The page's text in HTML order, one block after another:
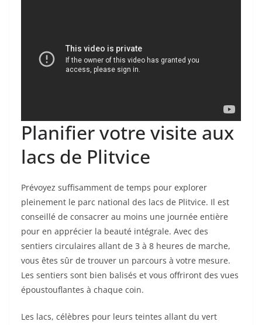
Planifier votre visite aux
lacs de Plitvice
Prévoyez suffisamment de temps pour explorer
pleinement le parc national des lacs de Plitvice. Il est
conseillé de consacrer au moins une journée entière
pour en apprécier la beauté intégrale. Avec des
sentiers circulaires allant de 3 à 8 heures de marche,
vous êtes sûr de trouver un parcours à votre mesure.
Les sentiers sont bien balisés et vous offriront des vues
époustouflantes à chaque coin.
Les lacs, célèbres pour leurs teintes allant du vert